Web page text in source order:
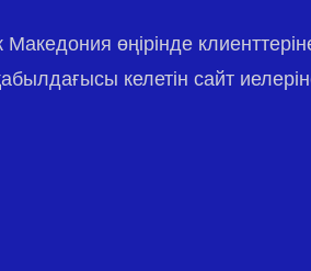
Македония өңірінде
келетін сайт